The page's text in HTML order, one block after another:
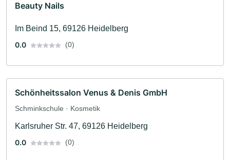
Beauty Nails
Im Beind 15, 69126 Heidelberg
0.0
(0)
Schönheitssalon Venus & Denis GmbH
Schminkschule · Kosmetik
Karlsruher Str. 47, 69126 Heidelberg
0.0
(0)